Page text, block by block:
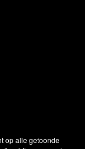
op alle getoonde